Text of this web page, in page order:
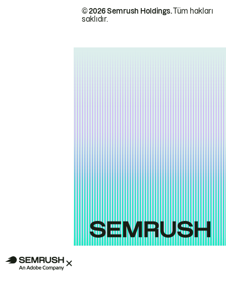
© 2026 Semrush Holdings.Tüm hakları
saklıdır.